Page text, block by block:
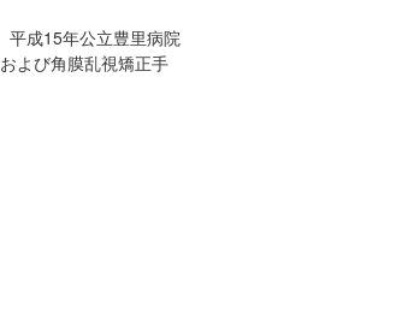
平成15年公立豊里病院
よび角膜乱視矯正手